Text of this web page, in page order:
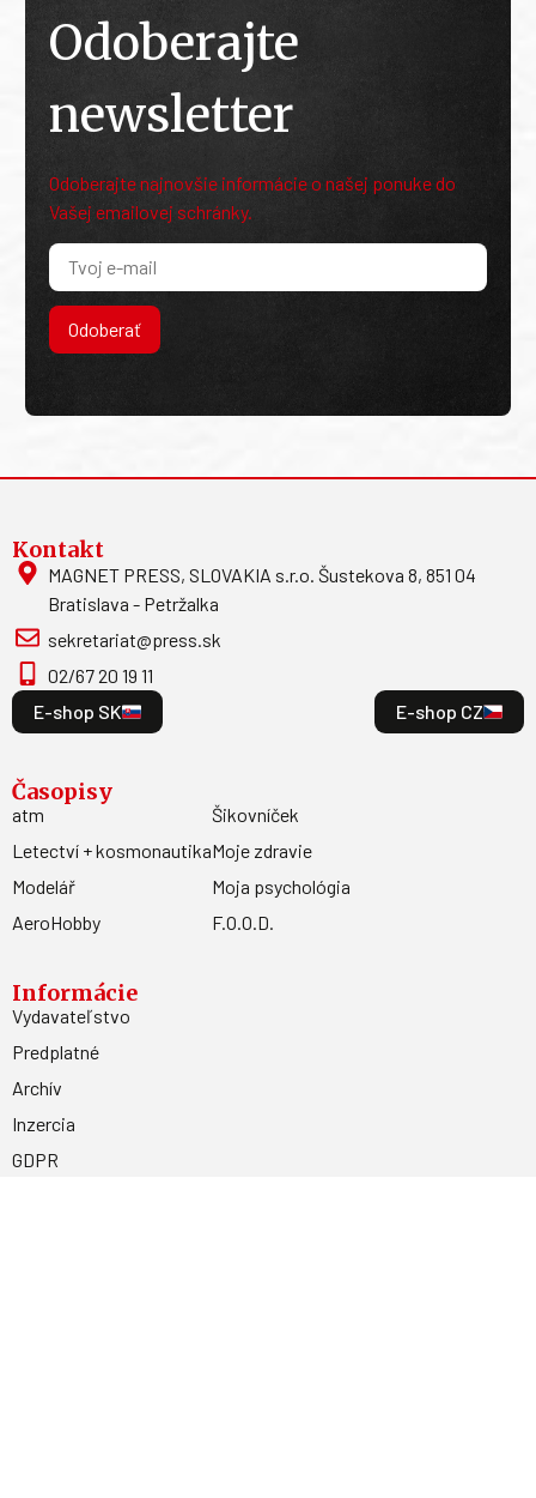
Odoberajte
newsletter
Odoberajte najnovšie informácie o našej ponuke do
Vašej emailovej schránky.
Odoberať
Kontakt
MAGNET PRESS, SLOVAKIA s.r.o. Šustekova 8, 851 04
Bratislava - Petržalka
sekretariat@press.sk
02/67 20 19 11
E-shop SK
E-shop CZ
Časopisy
atm
Letectví + kosmonautika
Modelář
AeroHobby
Šikovníček
Moje zdravie
Moja psychológia
F.O.O.D.
Informácie
Vydavateľstvo
Predplatné
Archív
Inzercia
GDPR